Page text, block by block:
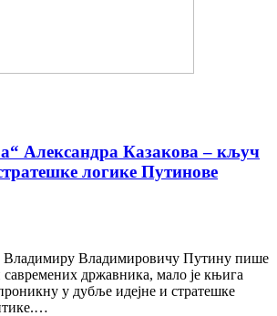
Александра Казакова – кључ
логике Путинове
Владимиру Владимировичу Путину пише
државника, мало је књига
у дубље идејне и стратешке